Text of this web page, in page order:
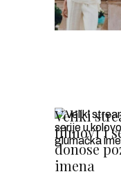
Veliki
filmovi i
donose
imena